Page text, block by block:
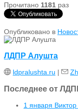
Прочитано 1181 раз
Опубликовано в
ЛДПР Алушта
ldpralushta.ru |
Последнее от
1 января